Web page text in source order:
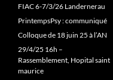
FIAC 6-7/3/26 Landernerau
PrintempsPsy : communiqué
Colloque de 18 juin 25 à l’AN
29/4/25 16h –
Rassemblement, Hopital saint
maurice